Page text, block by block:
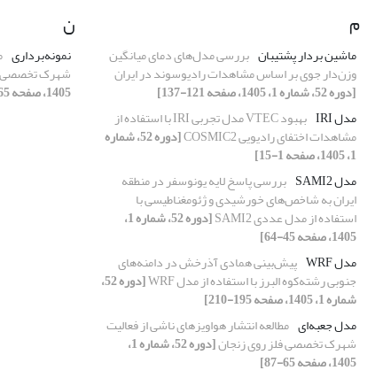
م
ماشین بردار پشتیبان بررسی مدل‌های دمای میانگین
وزن‌دار جوی بر اساس مشاهدات رادیوسوند در ایران
[دوره 52، شماره 1، 1405، صفحه 121-137]
مدل IRI
بهبود VTEC مدل تجربی IRI با استفاده از
مشاهدات اختفای رادیویی COSMIC2 [دوره 52، شماره
1، 1405، صفحه 1-15]
مدل SAMI2
بررسی پاسخ لایه یونوسفر در منطقه
ایران به شاخص‌های خورشیدی و ژئومغناطیسی با
استفاده از مدل عددی SAMI2 [دوره 52، شماره 1،
1405، صفحه 45-64]
مدل WRF
پیش‌بینی همادی آذرخش در دامنه‌های
جنوبی رشته‌کوه البرز با استفاده از مدل WRF [دوره 52،
شماره 1، 1405، صفحه 195-210]
مدل جعبه‌ای مطالعه انتشار هواویزهای ناشی از فعالیت
شهرک تخصصی فلز روی زنجان [دوره 52، شماره 1،
1405، صفحه 65-87]
ن
نمونه‌برداری
شهرک تخصصی
1405، صفحه 65-87]